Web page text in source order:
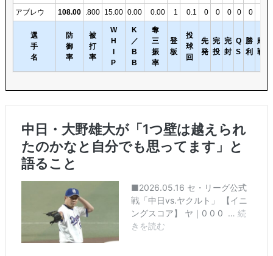
アブレウ 108.00 .800 15.00 0.00 0.00 1 0.1 0 0 0 0 0
選
手
名
防
御
率
被
打
率
W
H
P
K
／
B
B
奪
三
振
率
登
板
投
球
回
先
発
完
投
完
封
Q
S
勝
利
敗
戦